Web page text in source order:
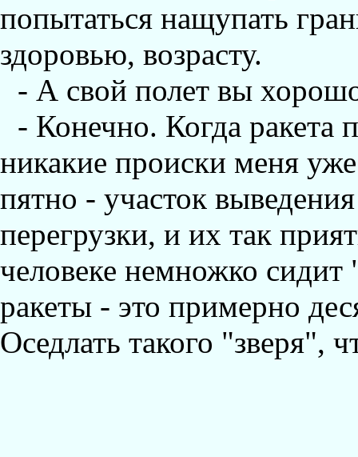
попытаться нащупать
здоровью, возрасту.
- А свой полет вы
- Конечно. Когда ракета
никакие происки меня
пятно - участок
перегрузки, и их так
человеке немножко
ракеты - это примерно
Оседлать такого "зверя",